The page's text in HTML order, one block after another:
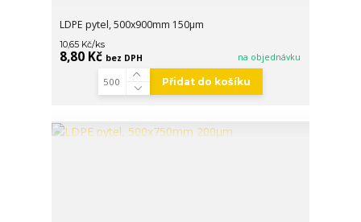
LDPE pytel, 500x900mm 150µm
10,65 Kč/ks
8,80 Kč bez DPH na objednávku
Přidat do košíku